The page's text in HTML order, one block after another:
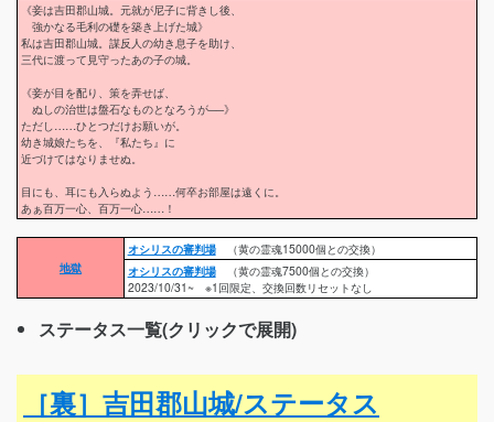
《妾は吉田郡山城。元就が尼子に背きし後、
強かなる毛利の礎を築き上げた城》
私は吉田郡山城。謀反人の幼き息子を助け、
三代に渡って見守ったあの子の城。
《妾が目を配り、策を弄せば、
ぬしの治世は盤石なものとなろうが──》
ただし……ひとつだけお願いが。
幼き城娘たちを、『私たち』に
近づけてはなりませぬ。
目にも、耳にも入らぬよう……何卒お部屋は遠くに。
あぁ百万一心、百万一心……！
地獄
オシリスの審判場（黄の霊魂15000個との交換）
オシリスの審判場（黄の霊魂7500個との交換）
2023/10/31~ ※1回限定、交換回数リセットなし
ステータス一覧(クリックで展開)
［裏］吉田郡山城/ステータス